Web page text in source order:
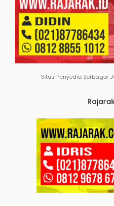
Situs Penyedia Berbagai